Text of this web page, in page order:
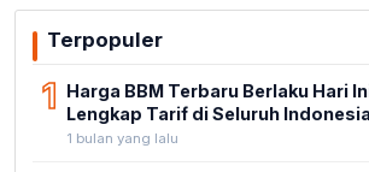
Terpopuler
1 Harga BBM Terbaru Berlaku Hari
Lengkap Tarif di Seluruh Indonesia
1 bulan yang lalu